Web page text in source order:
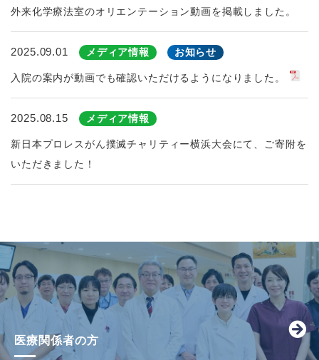
外来化学療法室のオリエンテーション動画を掲載しました。
2025.09.01 メディア情報 お知らせ
入院の案内が動画でも確認いただけるようになりました。
2025.08.15 メディア情報
新日本プロレスがん撲滅チャリティー横浜大会にて、ご寄附を
いただきました！
医療関係者の方